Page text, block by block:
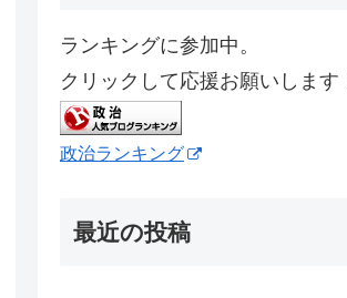
ランキングに参加中。
クリックして応援お願いします
政治ランキング
最近の投稿